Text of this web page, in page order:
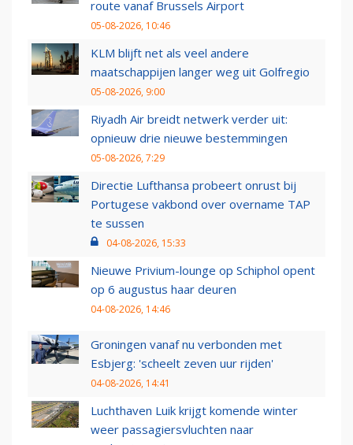
route vanaf Brussels Airport
05-08-2026, 10:46
KLM blijft net als veel andere
maatschappijen langer weg uit Golfregio
05-08-2026, 9:00
Riyadh Air breidt netwerk verder uit:
opnieuw drie nieuwe bestemmingen
05-08-2026, 7:29
Directie Lufthansa probeert onrust bij
Portugese vakbond over overname TAP
te sussen
04-08-2026, 15:33
Nieuwe Privium-lounge op Schiphol opent
op 6 augustus haar deuren
04-08-2026, 14:46
Groningen vanaf nu verbonden met
Esbjerg: 'scheelt zeven uur rijden'
04-08-2026, 14:41
Luchthaven Luik krijgt komende winter
weer passagiersvluchten naar